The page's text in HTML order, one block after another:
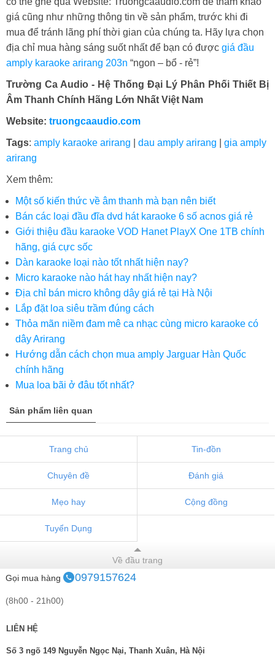
giá cũng như những thông tin về sản phẩm, trước khi đi
mua để tránh lãng phí thời gian của chúng ta. Hãy lựa chọn
địa chỉ mua hàng sáng suốt nhất để bạn có được giá đầu
amply karaoke arirang 203n “ngon – bổ - rẻ”!
Trường Ca Audio - Hệ Thống Đại Lý Phân Phối Thiết Bị
Âm Thanh Chính Hãng Lớn Nhất Việt Nam
Website: truongcaaudio.com
Tags: amply karaoke arirang dau amply arirang
gia amply
arirang
Xem thêm:
Một số kiến thức về âm thanh mà bạn nên biết
Bán các loại đầu đĩa dvd hát karaoke 6 số acnos giá rẻ
Giới thiệu đầu karaoke VOD Hanet PlayX One 1TB chính
hãng, giá cực sốc
Dàn karaoke loại nào tốt nhất hiện nay?
Micro karaoke nào hát hay nhất hiện nay?
Địa chỉ bán micro không dây giá rẻ tại Hà Nội
Lắp đặt loa siêu trầm đúng cách
Thỏa mãn niềm đam mê ca nhạc cùng micro karaoke có
dây Arirang
Hướng dẫn cách chọn mua amply Jarguar Hàn Quốc
chính hãng
Mua loa bãi ở đâu tốt nhất?
Sản phẩm liên quan
Trang chủ Tin-đồn
Chuyên đề Đánh giá
Mẹo hay Cộng đồng
Tuyển Dụng
Về đầu trang
Gọi mua hàng
0979157624
(8h00 - 21h00)
LIÊN HỆ
Số 3 ngõ 149 Nguyễn Ngọc Nại, Thanh Xuân, Hà Nội